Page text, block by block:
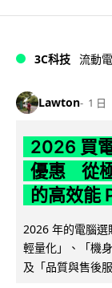
3C科技 流動
Lawton 1 日
2026 買
優惠 從
的高效能
2026 年的電腦選
輕量化」、「機
及「品質與售後